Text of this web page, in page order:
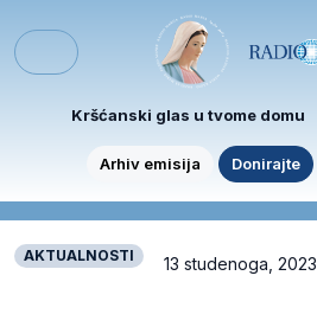
Menu
Kršćanski glas u tvome domu
Arhiv emisija Donirajte
AKTUALNOSTI 13 studenoga, 2023